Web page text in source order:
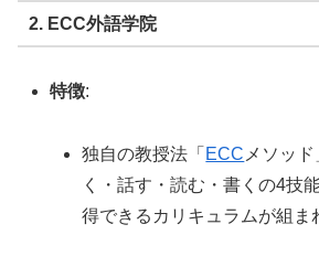
2. ECC外語学院
特徴:
独自の教授法「 ECC メソッ
く・話す・読む・書くの4技
得できるカリキュラムが組ま